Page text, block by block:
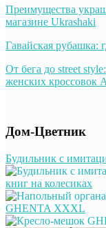
Преимущества
магазине Ukrashaki
Гавайская рубашка:
От бега до street
женских кроссовок
Дом-Цветник
Будильник с
книг на колесиках
GHENTA XXXL